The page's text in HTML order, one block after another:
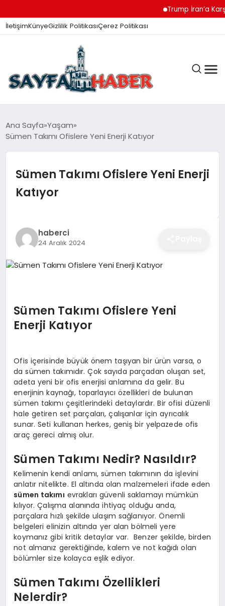
Trump İran’a Karşı
İletişimKünyeGizlilik PolitikasıÇerez Politikası
ANA SAYFA
İZMIR HABERLERI
EĞITIM
SAĞLIK
YAŞAM
DIĞER
Ana Sayfa Yaşam
Sümen Takımı Ofislere Yeni Enerji Katıyor
Sümen Takımı Ofislere Yeni Enerji
Katıyor
haberci
24 Aralık 2024
Sümen Takımı Ofislere Yeni
Enerji Katıyor
Ofis içerisinde büyük önem taşıyan bir ürün varsa, o
da sümen takımıdır. Çok sayıda parçadan oluşan set,
adeta yeni bir ofis enerjisi anlamına da gelir. Bu
enerjinin kaynağı, toparlayıcı özellikleri de bulunan
sümen takımı çeşitlerindeki detaylardır. Bir ofisi düzenli
hale getiren set parçaları, çalışanlar için ayrıcalık
sunar. Seti kullanan herkes, geniş bir yelpazede ofis
araç gereci almış olur.
Sümen Takımı Nedir? Nasıldır?
Kelimenin kendi anlamı, sümen takımının da işlevini
anlatır nitelikte. El altında olan malzemeleri ifade eden
sümen takımı evrakları güvenli saklamayı mümkün
kılıyor. Çalışma alanında ihtiyaç olduğu anda,
parçalara hızlı şekilde ulaşım sağlanıyor. Önemli
belgeleri elinizin altında yer alan bölmeli yere
koymanız gibi kritik detaylar var. Benzer şekilde, birden
not almanız gerektiğinde, kalem ve not kağıdı olan
bölümler size kolayca eşlik ediyor.
Sümen Takımı Özellikleri
Nelerdir?